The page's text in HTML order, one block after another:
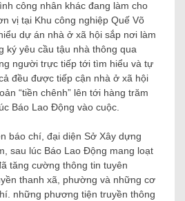
công nhân khác đang làm cho
vị tại Khu công nghiệp Quế Võ
dự án nhà ở xã hội sắp nơi làm
ký yêu cầu tậu nhà thông qua
người trực tiếp tới tìm hiểu và tự
đều được tiếp cận nhà ở xã hội
“tiền chênh” lên tới hàng trăm
Báo Lao Động vào cuộc.
báo chí, đại diện Sở Xây dựng
sau lúc Báo Lao Động mang loạt
tăng cường thông tin tuyên
thanh xã, phường và những cơ
những phương tiện truyền thông